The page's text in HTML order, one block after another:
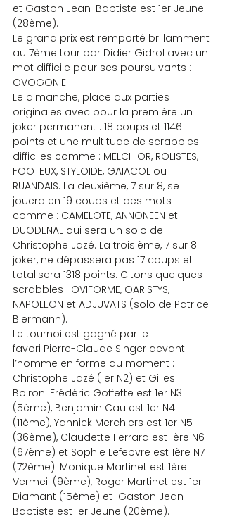
et Gaston Jean-Baptiste est 1er Jeune
(28ème).
Le grand prix est remporté brillamment
au 7ème tour par Didier Gidrol avec un
mot difficile pour ses poursuivants :
OVOGONIE.
Le dimanche, place aux parties
originales avec pour la première un
joker permanent : 18 coups et 1146
points et une multitude de scrabbles
difficiles comme : MELCHIOR, ROLISTES,
FOOTEUX, STYLOIDE, GAIACOL ou
RUANDAIS. La deuxième, 7 sur 8, se
jouera en 19 coups et des mots
comme : CAMELOTE, ANNONEEN et
DUODENAL qui sera un solo de
Christophe Jazé. La troisième, 7 sur 8
joker, ne dépassera pas 17 coups et
totalisera 1318 points. Citons quelques
scrabbles : OVIFORME, OARISTYS,
NAPOLEON et ADJUVATS (solo de Patrice
Biermann).
Le tournoi est gagné par le
favori Pierre-Claude Singer devant
l’homme en forme du moment :
Christophe Jazé (1er N2) et Gilles
Boiron. Frédéric Goffette est 1er N3
(5ème), Benjamin Cau est 1er N4
(11ème), Yannick Merchiers est 1er N5
(36ème), Claudette Ferrara est 1ère N6
(67ème) et Sophie Lefebvre est 1ère N7
(72ème). Monique Martinet est 1ère
Vermeil (9ème), Roger Martinet est 1er
Diamant (15ème) et  Gaston Jean-
Baptiste est 1er Jeune (20ème).